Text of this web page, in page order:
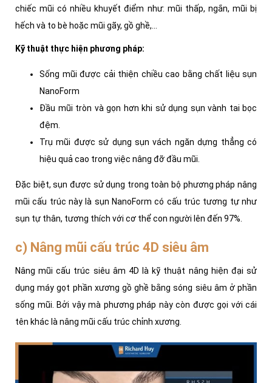
chiếc mũi có nhiều khuyết điểm như: mũi thấp, ngắn, mũi bị
hếch và to bè hoặc mũi gãy, gồ ghề,...
Kỹ thuật thực hiện phương pháp:
Sống mũi được cải thiện chiều cao bằng chất liệu sụn
NanoForm
Đầu mũi tròn và gọn hơn khi sử dụng sụn vành tai bọc
đệm.
Trụ mũi được sử dụng sụn vách ngăn dựng thẳng có
hiệu quả cao trong việc nâng đỡ đầu mũi.
Đặc biệt, sụn được sử dụng trong toàn bộ phương pháp nâng
mũi cấu trúc này là sụn NanoForm có cấu trúc tương tự như
sụn tự thân, tương thích với cơ thể con người lên đến 97%.
c) Nâng mũi cấu trúc 4D siêu âm
Nâng mũi cấu trúc siêu âm 4D là kỹ thuật nâng hiện đại sử
dụng máy gọt phần xương gồ ghề bằng sóng siêu âm ở phần
sống mũi. Bởi vậy mà phương pháp này còn được gọi với cái
tên khác là nâng mũi cấu trúc chỉnh xương.